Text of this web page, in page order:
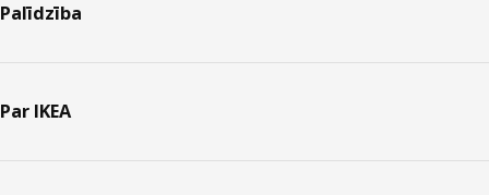
Palīdzība
Par IKEA